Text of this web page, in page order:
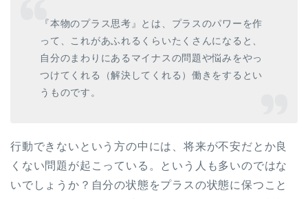
『本物のプラス思考』とは、プラスのパワーを作
って、これがあふれるくらいたくさんになると、
自分のまわりにあるマイナスの問題や悩みをやっ
つけてくれる（解決してくれる）働きをするとい
うものです。
行動できないという方の中には、将来が不安だとか良
くない問題が起こっている。という人も多いのではな
いでしょうか？自分の状態をプラスの状態に保つこと